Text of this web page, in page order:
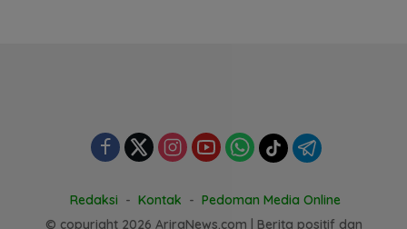
Redaksi Kontak
Pedoman Media Online
© copyright 2026 AriraNews.com | Berita positif dan